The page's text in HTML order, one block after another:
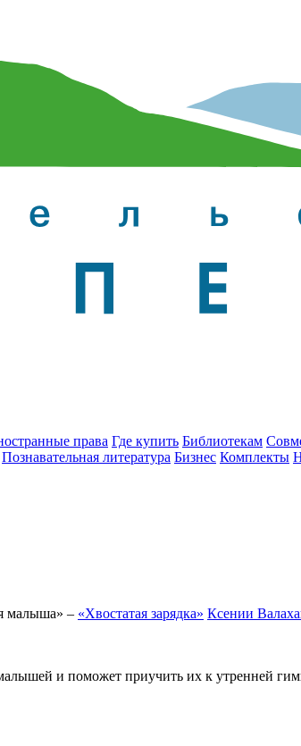
права Где купить Библиотекам
Познавательная литература Бизнес Комплекты
малыша» – «Хвостатая зарядка» Ксении
и поможет приучить их к утренней